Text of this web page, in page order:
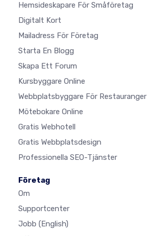
Hemsideskapare För Småföretag
Digitalt Kort
Mailadress För Företag
Starta En Blogg
Skapa Ett Forum
Kursbyggare Online
Webbplatsbyggare För Restauranger
Mötebokare Online
Gratis Webhotell
Gratis Webbplatsdesign
Professionella SEO-Tjänster
Företag
Om
Supportcenter
Jobb (English)